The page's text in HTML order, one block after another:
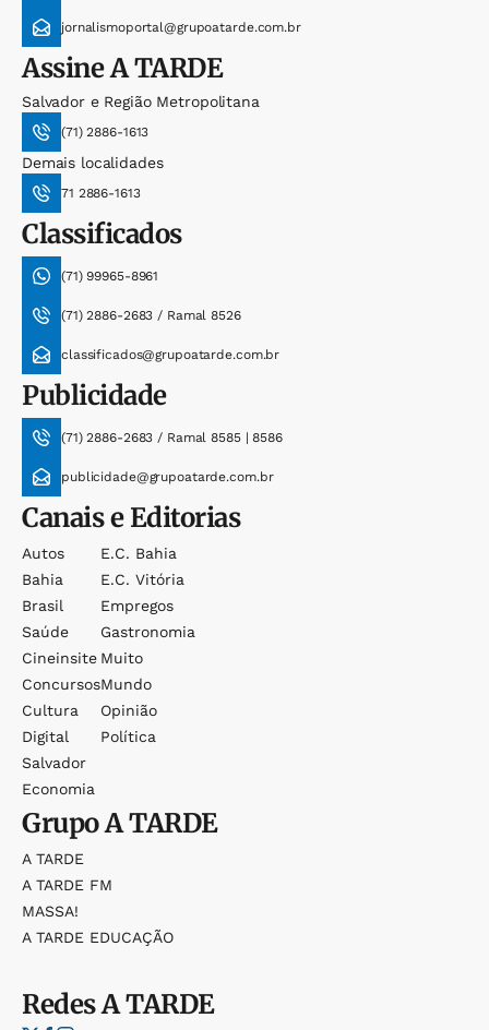
jornalismoportal@grupoatarde.com.br
AssineA TARDE
Salvador e Região Metropolitana
(71) 2886-1613
Demais localidades
71 2886-1613
Classificados
(71) 99965-8961
(71) 2886-2683 / Ramal 8526
classificados@grupoatarde.com.br
Publicidade
(71) 2886-2683 / Ramal 8585 | 8586
publicidade@grupoatarde.com.br
Canais e Editorias
Autos
Bahia
Brasil
Saúde
Cineinsite
Concursos
Cultura
Digital
Salvador
Economia
E.c. Bahia
E.c. Vitória
Empregos
Gastronomia
Muito
Mundo
Opinião
Política
GrupoA TARDE
A TARDE
A TARDE FM
MASSA!
A TARDE EDUCAÇÃO
RedesA TARDE